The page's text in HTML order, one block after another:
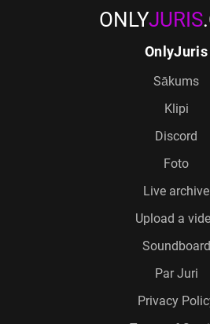
ONLYJURIS
OnlyJuris
Sākums
Klipi
Discord
Foto
Live archive
Upload a
Soundboard
Par Juri
Privacy